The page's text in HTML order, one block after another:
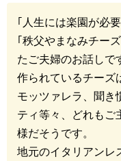
｢人生には楽園が必
｢秩父やまなみチー
たご夫婦のお話しで
作られているチーズ
モッツァレラ、聞き
ティ等々、どれもご
様だそうです。
地元のイタリアンレ